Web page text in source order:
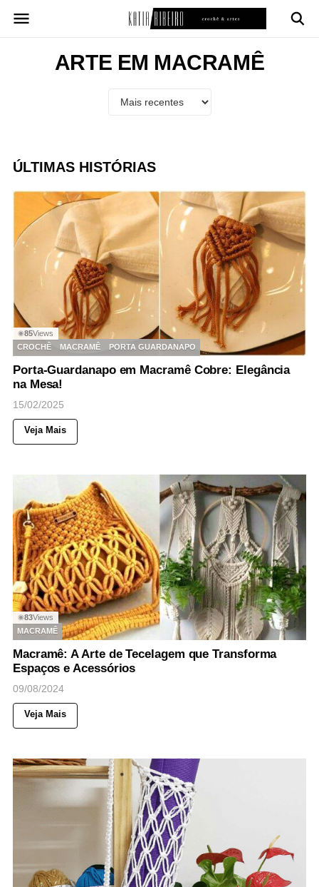
para
ARTE EM MACRAMÊ
ÚLTIMAS HISTÓRIAS
◉85Views
CROCHÊ
MACRAMÊ PORTA GUARDANAPO
Porta-Guardanapo em Macramê Cobre: Elegância
na Mesa!
15/02/2025
Veja Mais
◉83Views
MACRAMÊ
Macramê: A Arte de Tecelagem que Transforma
Espaços e Acessórios
09/08/2024
Veja Mais